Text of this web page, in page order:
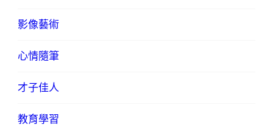
影像藝術
心情隨筆
才子佳人
教育學習